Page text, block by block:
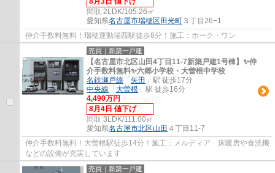
間取:2LDK/105.26㎡
愛知県名古屋市瑞穂区 田光町 ３丁目26−1
仲介手数料無料！瑞穂運動場西駅徒歩8分！施工：ホーク・ワン
売買｜新築一戸建
【名古屋市北区山田4丁目11-7新築戸建1号棟】✨️仲
介手数料無料✨️六郷小学校・大曽根中学校
名鉄瀬戸線 「 矢田 」駅 徒歩17分
中央線 「 大曽根 」駅 徒歩16分
4,490万円
8月4日 値下げ
間取:3LDK/111.00㎡
愛知県名古屋市北区山田 ４丁目11-7
仲介手数料無料！大曽根駅徒歩14分！施工：メルディア 床暖房や食洗機
などの設備が充実しています
売買｜新築一戸建